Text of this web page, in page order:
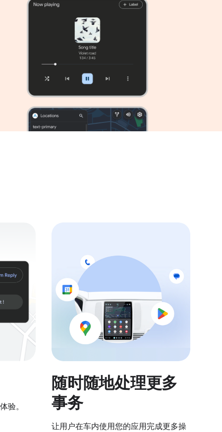
验。
随时随地处理更多
事务
让用户在车内使用您的应用完成更多操